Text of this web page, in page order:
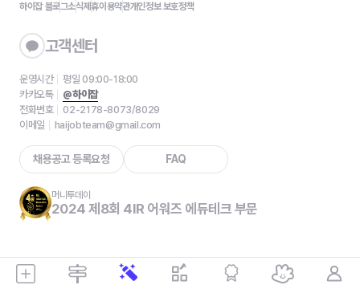
하이잡 블로그소식제휴이용약관개인정보 보호정책
고객센터
운영시간
평일 09:00-18:00
카카오톡
@하이잡
전화번호
02-2178-8073/8029
이메일
haijobteam@gmail.com
채용공고 등록요청 FAQ
머니투데이
2024 제8회 4IR 어워즈 에듀테크 부문